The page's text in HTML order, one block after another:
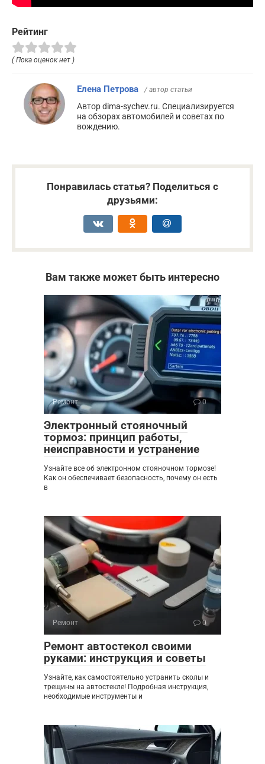
Рейтинг
( Пока оценок нет )
Елена Петрова / автор статьи
Автор dima-sychev.ru. Специализируется
на обзорах автомобилей и советах по
вождению.
Понравилась статья? Поделиться с
друзьями:
Вам также может быть интересно
Ремонт 0
Электронный стояночный
тормоз: принцип работы,
неисправности и устранение
Узнайте все об электронном стояночном тормозе!
Как он обеспечивает безопасность, почему он есть
в
Ремонт 0
Ремонт автостекол своими
руками: инструкция и советы
Узнайте, как самостоятельно устранить сколы и
трещины на автостекле! Подробная инструкция,
необходимые инструменты и